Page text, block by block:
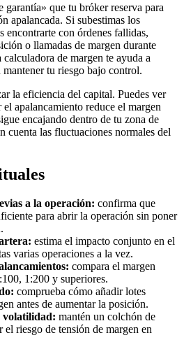
garantía» que tu bróker reserva para
apalancada. Si subestimas los
encontrarte con órdenes fallidas,
o llamadas de margen durante
de margen te ayuda a
tu riesgo bajo control.
la eficiencia del capital. Puedes ver
apalancamiento reduce el margen
encajando dentro de tu zona de
cuenta las fluctuaciones normales del
a la operación: confirma que
para abrir la operación sin poner
estima el impacto conjunto en el
varias operaciones a la vez.
compara el margen
1:200 y superiores.
comprueba cómo añadir lotes
antes de aumentar la posición.
volatilidad: mantén un colchón de
el riesgo de tensión de margen en